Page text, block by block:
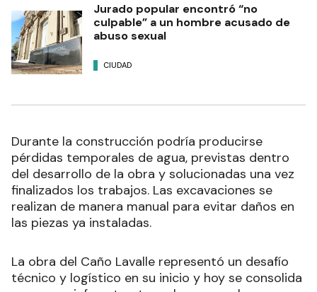
Jurado popular encontró “no
culpable” a un hombre acusado de
abuso sexual
CIUDAD
Durante la construcción podría producirse
pérdidas temporales de agua, previstas dentro
del desarrollo de la obra y solucionadas una vez
finalizados los trabajos. Las excavaciones se
realizan de manera manual para evitar daños en
las piezas ya instaladas.
La obra del Caño Lavalle representó un desafío
técnico y logístico en su inicio y hoy se consolida